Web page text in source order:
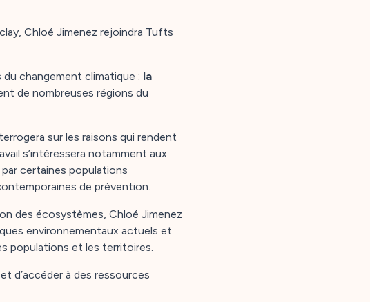
Chloé Jimenez rejoindra Tufts
changement climatique : la
de nombreuses régions du
sur les raisons qui rendent
s’intéressera notamment aux
certaines populations
de prévention.
des écosystèmes, Chloé Jimenez
environnementaux actuels et
populations et les territoires.
d’accéder à des ressources